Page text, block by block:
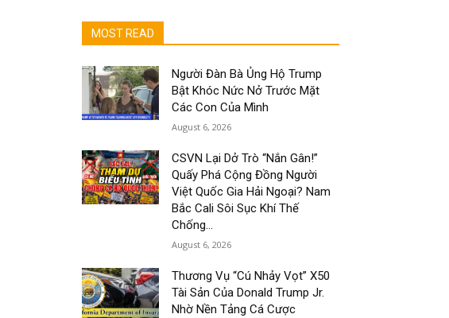
MOST READ
Người Đàn Bà Ủng Hộ Trump
Bật Khóc Nức Nở Trước Mặt
Các Con Của Mình
August 6, 2026
CSVN Lại Dở Trò “Nắn Gân!”
Quấy Phá Cộng Đồng Người
Việt Quốc Gia Hải Ngoại? Nam
Bắc Cali Sôi Sục Khí Thế
Chống...
August 6, 2026
Thương Vụ “Cú Nhảy Vọt” X50
Tài Sản Của Donald Trump Jr.
Nhờ Nền Tảng Cá Cược